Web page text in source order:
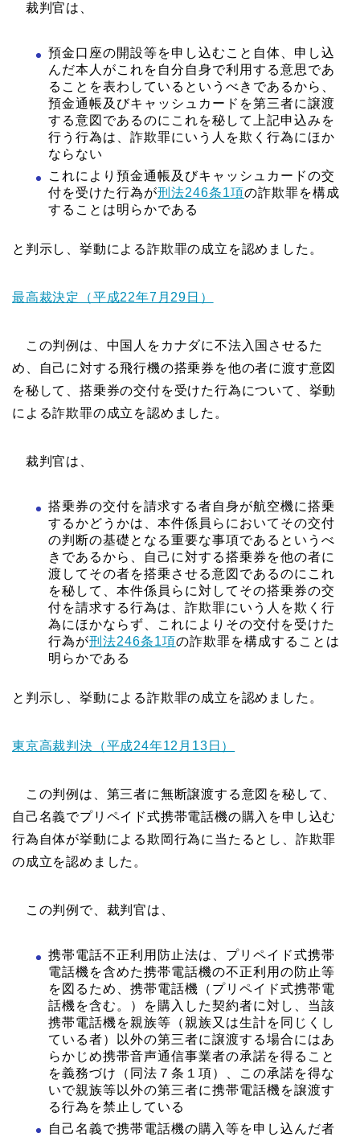
裁判官は、
預金口座の開設等を申し込むこと自体、申し込
んだ本人がこれを自分自身で利用する意思であ
ることを表わしているというべきであるから、
預金通帳及びキャッシュカードを第三者に譲渡
する意図であるのにこれを秘して上記申込みを
行う行為は、詐欺罪にいう人を欺く行為にほか
ならない
これにより預金通帳及びキャッシュカードの交
付を受けた行為が刑法246条1項の詐欺罪を構成
することは明らかである
と判示し、挙動による詐欺罪の成立を認めました。
最高裁決定（平成22年7月29日）
この判例は、中国人をカナダに不法入国させるた
め、自己に対する飛行機の搭乗券を他の者に渡す意図
を秘して、搭乗券の交付を受けた行為について、挙動
による詐欺罪の成立を認めました。
裁判官は、
搭乗券の交付を請求する者自身が航空機に搭乗
するかどうかは、本件係員らにおいてその交付
の判断の基礎となる重要な事項であるというべ
きであるから、自己に対する搭乗券を他の者に
渡してその者を搭乗させる意図であるのにこれ
を秘して、本件係員らに対してその搭乗券の交
付を請求する行為は、詐欺罪にいう人を欺く行
為にほかならず、これによりその交付を受けた
行為が刑法246条1項の詐欺罪を構成することは
明らかである
と判示し、挙動による詐欺罪の成立を認めました。
東京高裁判決（平成24年12月13日）
この判例は、第三者に無断譲渡する意図を秘して、
自己名義でプリペイド式携帯電話機の購入を申し込む
行為自体が挙動による欺岡行為に当たるとし、詐欺罪
の成立を認めました。
この判例で、裁判官は、
携帯電話不正利用防止法は、プリペイド式携帯
電話機を含めた携帯電話機の不正利用の防止等
を図るため、携帯電話機（プリペイド式携帯電
話機を含む。）を購入した契約者に対し、当該
携帯電話機を親族等（親族又は生計を同じくし
ている者）以外の第三者に譲渡する場合にはあ
らかじめ携帯音声通信事業者の承諾を得ること
を義務づけ（同法７条１項）、この承諾を得な
いで親族等以外の第三者に携帯電話機を譲渡す
る行為を禁止している
自己名義で携帯電話機の購入等を申し込んだ者